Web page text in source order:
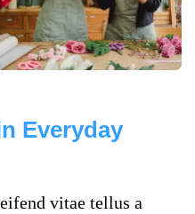
Everyday
vitae tellus a